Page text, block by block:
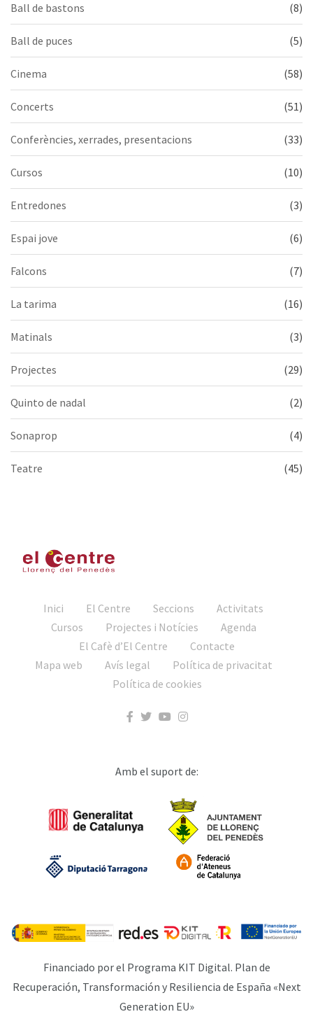
Ball de bastons (8)
Ball de puces (5)
Cinema (58)
Concerts (51)
Conferències, xerrades, presentacions (33)
Cursos (10)
Entredones (3)
Espai jove (6)
Falcons (7)
La tarima (16)
Matinals (3)
Projectes (29)
Quinto de nadal (2)
Sonaprop (4)
Teatre (45)
Inici El Centre Seccions
Activitats
Cursos
Projectes i Notícies
Agenda
El Cafè d’El Centre
Contacte
Mapa web
Avís legal
Política de privacitat
Política de cookies
Amb el suport de:
Financiado por el Programa KIT Digital. Plan de
Recuperación, Transformación y Resiliencia de España «Next
Generation EU»